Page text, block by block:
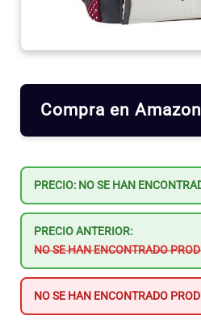
Compra en
PRECIO: NO SE HAN
PRECIO ANTERIOR:
NO SE HAN ENCONTRADO
NO SE HAN ENCONTRADO